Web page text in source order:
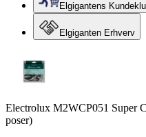
Elgigantens
Elgiganten Erhverv
Electrolux M2WCP051 Super
poser)